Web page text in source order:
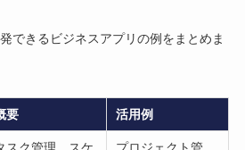
できるビジネスアプリの例をまとめま
要 活用例